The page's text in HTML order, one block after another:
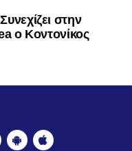
στην
ο Κοντονίκος